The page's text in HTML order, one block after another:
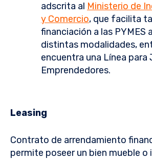
adscrita al Ministerio de
y Comercio, que facilita
financiación a las PYMES
distintas modalidades,
encuentra una Línea para
Emprendedores.
Leasing
Contrato de arrendamiento
permite poseer un bien mueble o